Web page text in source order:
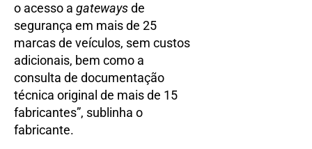
o acesso a gatewaysde
segurança em mais de 25
marcas de veículos, sem custos
adicionais, bem como a
consulta de documentação
técnica original de mais de 15
fabricantes”, sublinha o
fabricante.